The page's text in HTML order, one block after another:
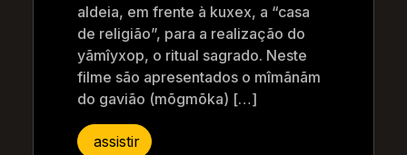
aldeia, em frente à kuxex, a “casa
de religião”, para a realização do
yãmîyxop, o ritual sagrado. Neste
filme são apresentados o mîmãnãm
do gavião (mõgmõka) […]
assistir